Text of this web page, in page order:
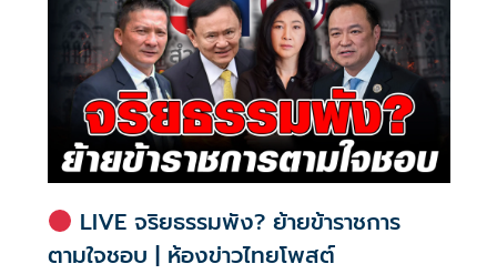
LIVE จริยธรรมพัง? ย้ายข้าราชการ
ตามใจชอบ | ห้องข่าวไทยโพสต์